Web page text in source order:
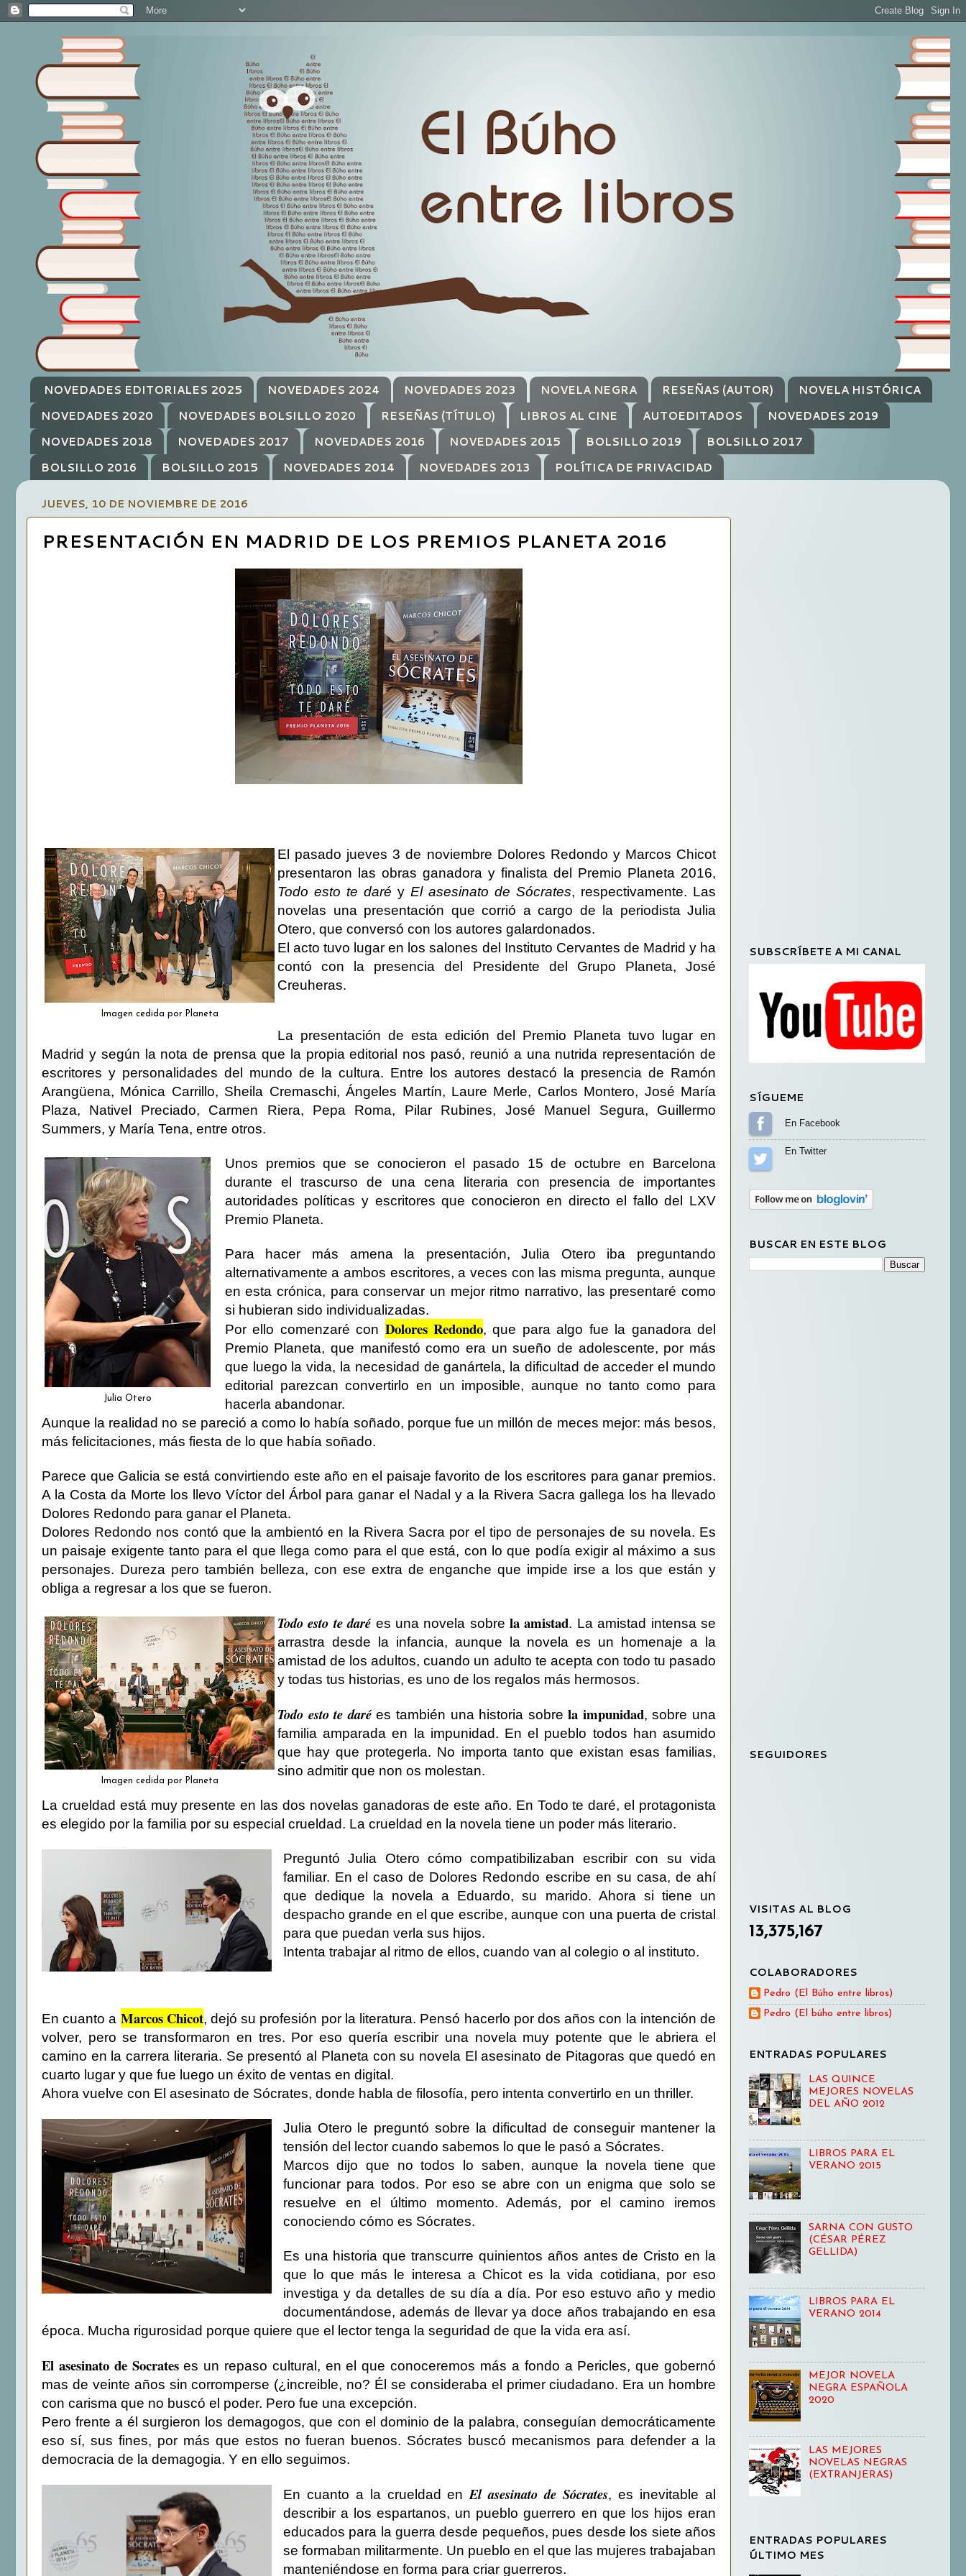
NOVEDADES EDITORIALES 2025 NOVEDADES 2024 NOVEDADES 2023 NOVELA NEGRA RESEÑAS (AUTOR)
NOVELA HISTÓRICA
NOVEDADES 2020
NOVEDADES BOLSILLO 2020 RESEÑAS (TÍTULO) LIBROS AL CINE AUTOEDITADOS
NOVEDADES 2019
NOVEDADES 2018
NOVEDADES 2017 NOVEDADES 2016 NOVEDADES 2015 BOLSILLO 2019
BOLSILLO 2017
BOLSILLO 2016
BOLSILLO 2015 NOVEDADES 2014 NOVEDADES 2013 POLÍTICA DE PRIVACIDAD
JUEVES, 10 DE NOVIEMBRE DE 2016
PRESENTACIÓN EN MADRID DE LOS PREMIOS PLANETA 2016
Imagen cedida por Planeta
El pasado jueves 3 de noviembre Dolores Redondo y Marcos Chicot
presentaron las obras ganadora y finalista del Premio Planeta 2016,
Todo esto te daré y El asesinato de Sócrates, respectivamente. Las
novelas una presentación que corrió a cargo de la periodista Julia
Otero, que conversó con los autores galardonados.
El acto tuvo lugar en los salones del Instituto Cervantes de Madrid y ha
contó con la presencia del Presidente del Grupo Planeta, José
Creuheras.
La presentación de esta edición del Premio Planeta tuvo lugar en
Madrid y según la nota de prensa que la propia editorial nos pasó, reunió a una nutrida representación de
escritores y personalidades del mundo de la cultura. Entre los autores destacó la presencia de Ramón
Arangüena, Mónica Carrillo, Sheila Cremaschi, Ángeles Martín, Laure Merle, Carlos Montero, José María
Plaza, Nativel Preciado, Carmen Riera, Pepa Roma, Pilar Rubines, José Manuel Segura, Guillermo
Summers, y María Tena, entre otros.
Julia Otero
Unos premios que se conocieron el pasado 15 de octubre en Barcelona
durante el trascurso de una cena literaria con presencia de importantes
autoridades políticas y escritores que conocieron en directo el fallo del LXV
Premio Planeta.
Para hacer más amena la presentación, Julia Otero iba preguntando
alternativamente a ambos escritores, a veces con las misma pregunta, aunque
en esta crónica, para conservar un mejor ritmo narrativo, las presentaré como
si hubieran sido individualizadas.
Por ello comenzaré con Dolores Redondo, que para algo fue la ganadora del
Premio Planeta, que manifestó como era un sueño de adolescente, por más
que luego la vida, la necesidad de ganártela, la dificultad de acceder el mundo
editorial parezcan convertirlo en un imposible, aunque no tanto como para
hacerla abandonar.
Aunque la realidad no se pareció a como lo había soñado, porque fue un millón de meces mejor: más besos,
más felicitaciones, más fiesta de lo que había soñado.
Parece que Galicia se está convirtiendo este año en el paisaje favorito de los escritores para ganar premios.
A la Costa da Morte los llevo Víctor del Árbol para ganar el Nadal y a la Rivera Sacra gallega los ha llevado
Dolores Redondo para ganar el Planeta.
Dolores Redondo nos contó que la ambientó en la Rivera Sacra por el tipo de personajes de su novela. Es
un paisaje exigente tanto para el que llega como para el que está, con lo que podía exigir al máximo a sus
personajes. Dureza pero también belleza, con ese extra de enganche que impide irse a los que están y
obliga a regresar a los que se fueron.
Imagen cedida por Planeta
Todo esto te daré es una novela sobrela amistad. La amistad intensa se
arrastra desde la infancia, aunque la novela es un homenaje a la
amistad de los adultos, cuando un adulto te acepta con todo tu pasado
y todas tus historias, es uno de los regalos más hermosos.
Todo esto te darées también una historia sobrela impunidad, sobre una
familia amparada en la impunidad. En el pueblo todos han asumido
que hay que protegerla. No importa tanto que existan esas familias,
sino admitir que non os molestan.
La crueldad está muy presente en las dos novelas ganadoras de este año. En Todo te daré, el protagonista
es elegido por la familia por su especial crueldad. La crueldad en la novela tiene un poder más literario.
Preguntó Julia Otero cómo compatibilizaban escribir con su vida
familiar. En el caso de Dolores Redondo escribe en su casa, de ahí
que dedique la novela a Eduardo, su marido. Ahora si tiene un
despacho grande en el que escribe, aunque con una puerta de cristal
para que puedan verla sus hijos.
Intenta trabajar al ritmo de ellos, cuando van al colegio o al instituto.
En cuanto a Marcos Chicot, dejó su profesión por la literatura. Pensó hacerlo por dos años con la intención de
volver, pero se transformaron en tres. Por eso quería escribir una novela muy potente que le abriera el
camino en la carrera literaria. Se presentó al Planeta con su novela El asesinato de Pitagoras que quedó en
cuarto lugar y que fue luego un éxito de ventas en digital.
Ahora vuelve con El asesinato de Sócrates, donde habla de filosofía, pero intenta convertirlo en un thriller.
Julia Otero le preguntó sobre la dificultad de conseguir mantener la
tensión del lector cuando sabemos lo que le pasó a Sócrates.
Marcos dijo que no todos lo saben, aunque la novela tiene que
funcionar para todos. Por eso se abre con un enigma que solo se
resuelve en el último momento. Además, por el camino iremos
conociendo cómo es Sócrates.
Es una historia que transcurre quinientos años antes de Cristo en la
que lo que más le interesa a Chicot es la vida cotidiana, por eso
investiga y da detalles de su día a día. Por eso estuvo año y medio
documentándose, además de llevar ya doce años trabajando en esa
época. Mucha rigurosidad porque quiere que el lector tenga la seguridad de que la vida era así.
El asesinato de Socrateses un repaso cultural, en el que conoceremos más a fondo a Pericles, que gobernó
mas de veinte años sin corromperse (¿increible, no? Él se consideraba el primer ciudadano. Era un hombre
con carisma que no buscó el poder. Pero fue una excepción.
Pero frente a él surgieron los demagogos, que con el dominio de la palabra, conseguían democráticamente
eso sí, sus fines, por más que estos no fueran buenos. Sócrates buscó mecanismos para defender a la
democracia de la demagogia. Y en ello seguimos.
En cuanto a la crueldad enEl asesinato de Sócrates, es inevitable al
describir a los espartanos, un pueblo guerrero en que los hijos eran
educados para la guerra desde pequeños, pues desde los siete años
se formaban militarmente. Un pueblo en el que las mujeres trabajaban
manteniéndose en forma para criar guerreros.
SUBSCRÍBETE A MI CANAL
SÍGUEME
Sígueme en Facebook
BUSCAR EN ESTE BLOG
SEGUIDORES
VISITAS AL BLOG
13,375,167
COLABORADORES
Pedro (El Búho entre libros)
Pedro (El búho entre libros)
ENTRADAS POPULARES
LAS QUINCE
MEJORES NOVELAS
DEL AÑO 2012
LIBROS PARA EL
VERANO 2015
SARNA CON GUSTO
(CÉSAR PÉREZ
GELLIDA)
LIBROS PARA EL
VERANO 2014
MEJOR NOVELA
NEGRA ESPAÑOLA
2020
LAS MEJORES
NOVELAS NEGRAS
(EXTRANJERAS)
ENTRADAS POPULARES
ÚLTIMO MES